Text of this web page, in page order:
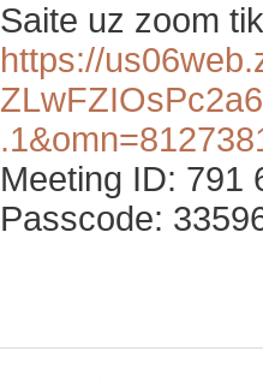
Saite uz zoom
https://
Meeting ID: 791
Passcode: